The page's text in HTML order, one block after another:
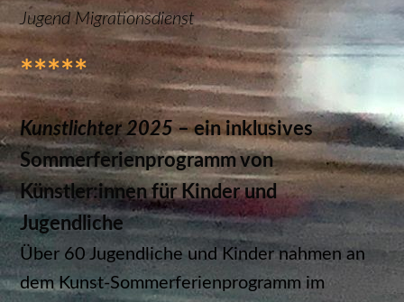
Jugend Migrationsdienst
*****
Kunstlichter 2025– ein inklusives
Sommerferienprogramm von
Künstler:innen für Kinder und
Jugendliche
Über 60 Jugendliche und Kinder nahmen an
dem Kunst-Sommerferienprogramm im